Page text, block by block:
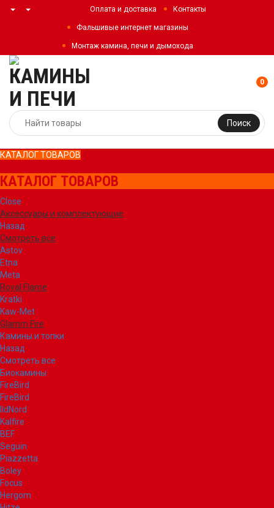
Оплата и доставка Контакты
Фальшивые интернет магазины
Монтаж камина, печи и дымохода
Поиск
0
КАТАЛОГ ТОВАРОВ
КАТАЛОГ ТОВАРОВ
Close
Аксессуары и комплектующие
Назад
Смотреть все
Astov
Etna
Meta
Royal Flame
Kratki
Kaw-Met
Glamm Fire
Камины и топки
Назад
Смотреть все
Биокамины
FireBird
FireBird
IldNord
Kalfire
BEF
Seguin
Piazzetta
Boley
Focus
Hergom